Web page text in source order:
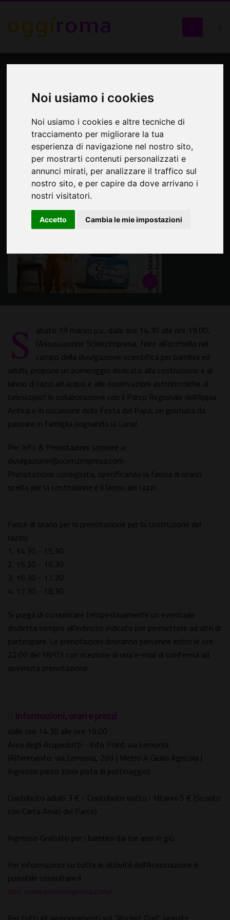
Noi usiamo i cookies
Noi usiamo i cookies e altre tecniche di
tracciamento per migliorare la tua
esperienza di navigazione nel nostro sito,
per mostrarti contenuti personalizzati e
annunci mirati, per analizzare il traffico sul
nostro sito, e per capire da dove arrivano i
nostri visitatori.
Accetto Cambia le mie impostazioni
Rocket Dad
Un pomeriggio dedicato alla costruzione e al lancio di razzi
S
abato 19 marzo p.v., dalle ore 14.30 alle ore 19.00,
l'Associazione ScienzImpresa, fiore all'occhiello nel
campo della divulgazione scientifica per bambini ed
adulti, propone un pomeriggio dedicato alla costruzione e al
lancio di razzi ad acqua e alle osservazioni astronomiche al
telescopio! In collaborazione con il Parco Regionale dell'Appia
Antica e in occasione della Festa del Papà, un giornata da
passare in famiglia sognando la Luna!
Per Info & Prenotazioni scrivere a:
divulgazione@scienzimpresa.com
Prenotazione consigliata, specificando la fascia di orario
scelta per la costruzione e il lancio dei razzi.
Fasce di orario per la prenotazione per la costruzione del
razzo:
1. 14.30 - 15.30
2. 15.30 - 16.30
3. 16.30 - 17.30
4. 17.30 - 18.30
Si prega di comunicare tempestivamente un eventuale
disdetta sempre all'indirizzo indicato per permettere ad altri di
partecipare. Le prenotazioni dovranno pervenire entro le ore
22.00 del 18/03 con ricezione di una e-mail di conferma ad
avvenuta prenotazione.
Informazioni, orari e prezzi
dalle ore 14.30 alle ore 19.00
Area degli Acquedotti - Info Point via Lemonia.
(Riferimento: via Lemonia, 209 | Metro A Giulio Agricola |
Ingresso parco zona pista di pattinaggio)
Contributo adulti 3 € - Contributo sotto i 18 anni 5 € (Sconto
con Carta Amici del Parco)
Ingresso Gratuito per i bambini dai tre anni in giù
Per informazioni su tutte le attività dell'Associazione è
possibile consultare il
sito www.scienzimpresa.com/